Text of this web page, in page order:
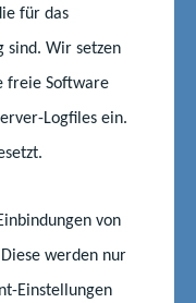
für das
sind. Wir setzen
freie Software
Logfiles ein.
von
werden nur
Einstellungen
in den Schulen